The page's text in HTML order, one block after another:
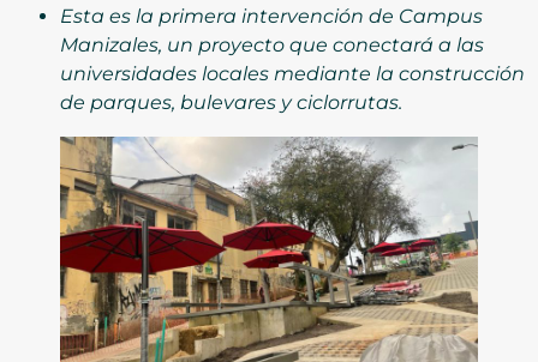
Esta es la primera intervención de Campus
Manizales, un proyecto que conectará a las
universidades locales mediante la construcción
de parques, bulevares y ciclorrutas.